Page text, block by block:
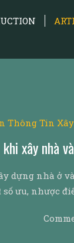
Thông Tin
xây nhà
dựng nhà ở
ưu, nhược